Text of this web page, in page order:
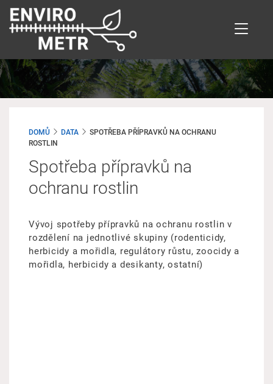
Přejít
hlavnímu
DOMŮ DATA
SPOTŘEBA PŘÍPRAVKŮ NA OCHRANU
ROSTLIN
Spotřeba přípravků na
ochranu rostlin
Vývoj spotřeby přípravků na ochranu rostlin v
rozdělení na jednotlivé skupiny (rodenticidy,
herbicidy a mořidla, regulátory růstu, zoocidy a
mořidla, herbicidy a desikanty, ostatní)